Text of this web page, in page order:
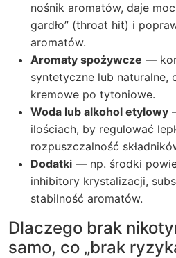
nośnik aromatów, daje
gardło” (throat hit) i
aromatów.
Aromaty spożywcze —
syntetyczne lub naturalne,
kremowe po tytoniowe.
Woda lub alkohol etylowy
ilościach, by regulować
rozpuszczalność
Dodatki — np. środki
inhibitory krystalizacji,
stabilność aromatów.
Dlaczego brak
samo, co „brak